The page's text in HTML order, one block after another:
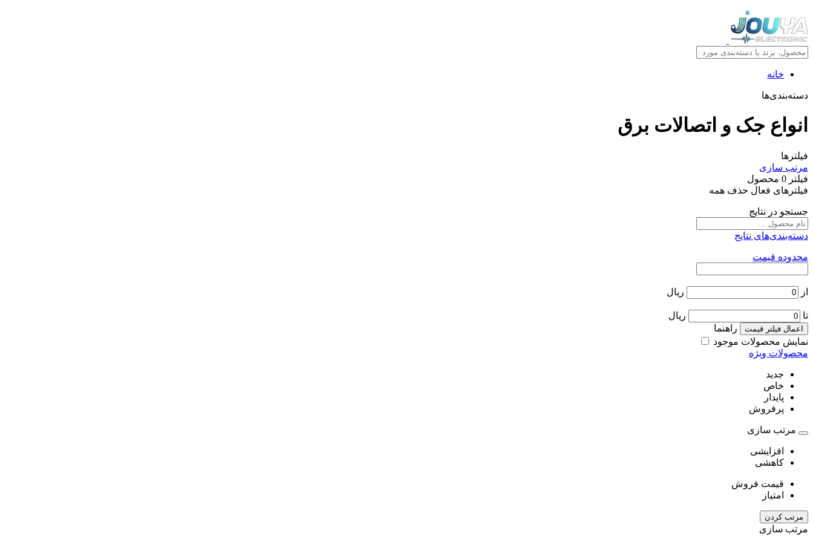
خانه
دسته‌بندی‌ها
انواع جک و اتصالات برق
فیلترها
مرتب سازی
فیلتر 0 محصول
فیلترهای فعال حذف همه
جستجو در نتایج
دسته‌بندی‌های نتایج
محدوده قیمت
از ریال
تا ریال
اعمال فیلتر قیمت
راهنما
نمایش محصولات موجود
محصولات ویژه
جدید
خاص
پایدار
پرفروش
مرتب سازی
افزایشی
کاهشی
قیمت فروش
امتیاز
مرتب کردن
مرتب سازی